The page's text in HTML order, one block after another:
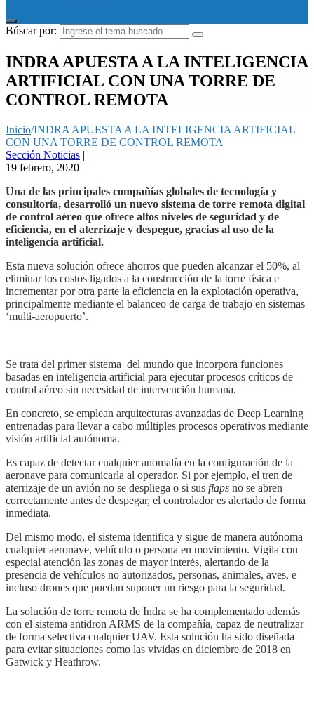
Búscar por:
INDRA APUESTA A LA INTELIGENCIA
ARTIFICIAL CON UNA TORRE DE
CONTROL REMOTA
Inicio/INDRA APUESTA A LA INTELIGENCIA ARTIFICIAL
CON UNA TORRE DE CONTROL REMOTA
Sección Noticias |
19 febrero, 2020
Una de las principales compañías globales de tecnología y
consultoría, desarrolló un nuevo sistema de torre remota digital
de control aéreo que ofrece altos niveles de seguridad y de
eficiencia, en el aterrizaje y despegue, gracias al uso de la
inteligencia artificial.
Esta nueva solución ofrece ahorros que pueden alcanzar el 50%, al
eliminar los costos ligados a la construcción de la torre física e
incrementar por otra parte la eficiencia en la explotación operativa,
principalmente mediante el balanceo de carga de trabajo en sistemas
‘multi-aeropuerto’.
Se trata del primer sistema del mundo que incorpora funciones
basadas en inteligencia artificial para ejecutar procesos críticos de
control aéreo sin necesidad de intervención humana.
En concreto, se emplean arquitecturas avanzadas de Deep Learning
entrenadas para llevar a cabo múltiples procesos operativos mediante
visión artificial autónoma.
Es capaz de detectar cualquier anomalía en la configuración de la
aeronave para comunicarla al operador. Si por ejemplo, el tren de
aterrizaje de un avión no se despliega o si sus flaps no se abren
correctamente antes de despegar, el controlador es alertado de forma
inmediata.
Del mismo modo, el sistema identifica y sigue de manera autónoma
cualquier aeronave, vehículo o persona en movimiento. Vigila con
especial atención las zonas de mayor interés, alertando de la
presencia de vehículos no autorizados, personas, animales, aves, e
incluso drones que puedan suponer un riesgo para la seguridad.
La solución de torre remota de Indra se ha complementado además
con el sistema antidron ARMS de la compañía, capaz de neutralizar
de forma selectiva cualquier UAV. Esta solución ha sido diseñada
para evitar situaciones como las vividas en diciembre de 2018 en
Gatwick y Heathrow.